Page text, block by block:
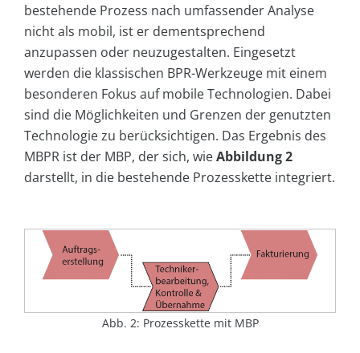
bestehende Prozess nach umfassender Analyse
nicht als mobil, ist er dementsprechend
anzupassen oder neuzugestalten. Eingesetzt
werden die klassischen BPR-Werkzeuge mit einem
besonderen Fokus auf mobile Technologien. Dabei
sind die Möglichkeiten und Grenzen der genutzten
Technologie zu berücksichtigen. Das Ergebnis des
MBPR ist der MBP, der sich, wieAbbildung 2
darstellt, in die bestehende Prozesskette integriert.
Abb. 2: Prozesskette mit MBP